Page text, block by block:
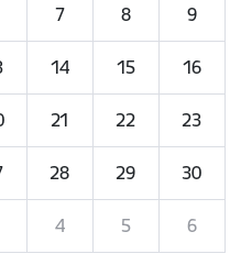
7 8 9
14 15 16
21 22 23
28 29 30
4 5 6